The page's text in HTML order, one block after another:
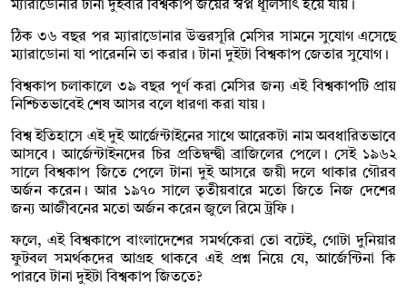
ম্যারাডোনার টানা দুইবার বিশ্বকাপ জয়ের স্বপ্ন ধূলিসাৎ হয়ে যায়।
ঠিক ৩৬ বছর পর ম্যারাডোনার উত্তরসূরি মেসির সামনে সুযোগ এসেছে
ম্যারাডোনা যা পারেননি তা করার। টানা দুইটা বিশ্বকাপ জেতার সুযোগ।
বিশ্বকাপ চলাকালে ৩৯ বছর পূর্ণ করা মেসির জন্য এই বিশ্বকাপটি প্রায়
নিশ্চিতভাবেই শেষ আসর বলে ধারণা করা যায়।
বিশ্ব ইতিহাসে এই দুই আর্জেন্টাইনের সাথে আরেকটা নাম অবধারিতভাবে
আসবে। আর্জেন্টাইনদের চির প্রতিদ্বন্দ্বী ব্রাজিলের পেলে। সেই ১৯৬২
সালে বিশ্বকাপ জিতে পেলে টানা দুই আসরে জয়ী দলে থাকার গৌরব
অর্জন করেন। আর ১৯৭০ সালে তৃতীয়বারে মতো জিতে নিজ দেশের
জন্য আজীবনের মতো অর্জন করেন জুলে রিমে ট্রফি।
ফলে, এই বিশ্বকাপে বাংলাদেশের সমর্থকেরা তো বটেই, গোটা দুনিয়ার
ফুটবল সমর্থকদের আগ্রহ থাকবে এই প্রশ্ন নিয়ে যে, আর্জেন্টিনা কি
পারবে টানা দুইটা বিশ্বকাপ জিততে?